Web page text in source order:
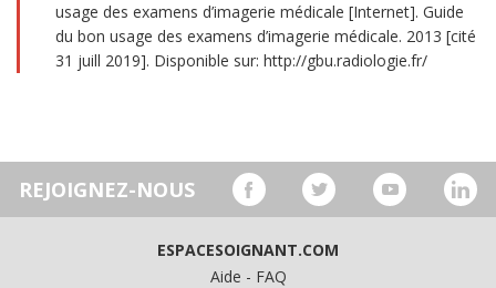
usage des examens d’imagerie médicale [Internet]. Guide
du bon usage des examens d’imagerie médicale. 2013 [cité
31 juill 2019]. Disponible sur: http://gbu.radiologie.fr/
REJOIGNEZ-NOUS
ESPACESOIGNANT.COM
Aide - FAQ